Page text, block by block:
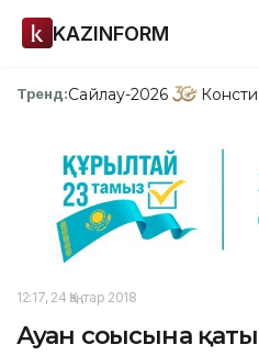
KAZINFORM
Тренд:Сайлау-2026
12:17, 24 Қаңтар 2018
Ауған соғысына